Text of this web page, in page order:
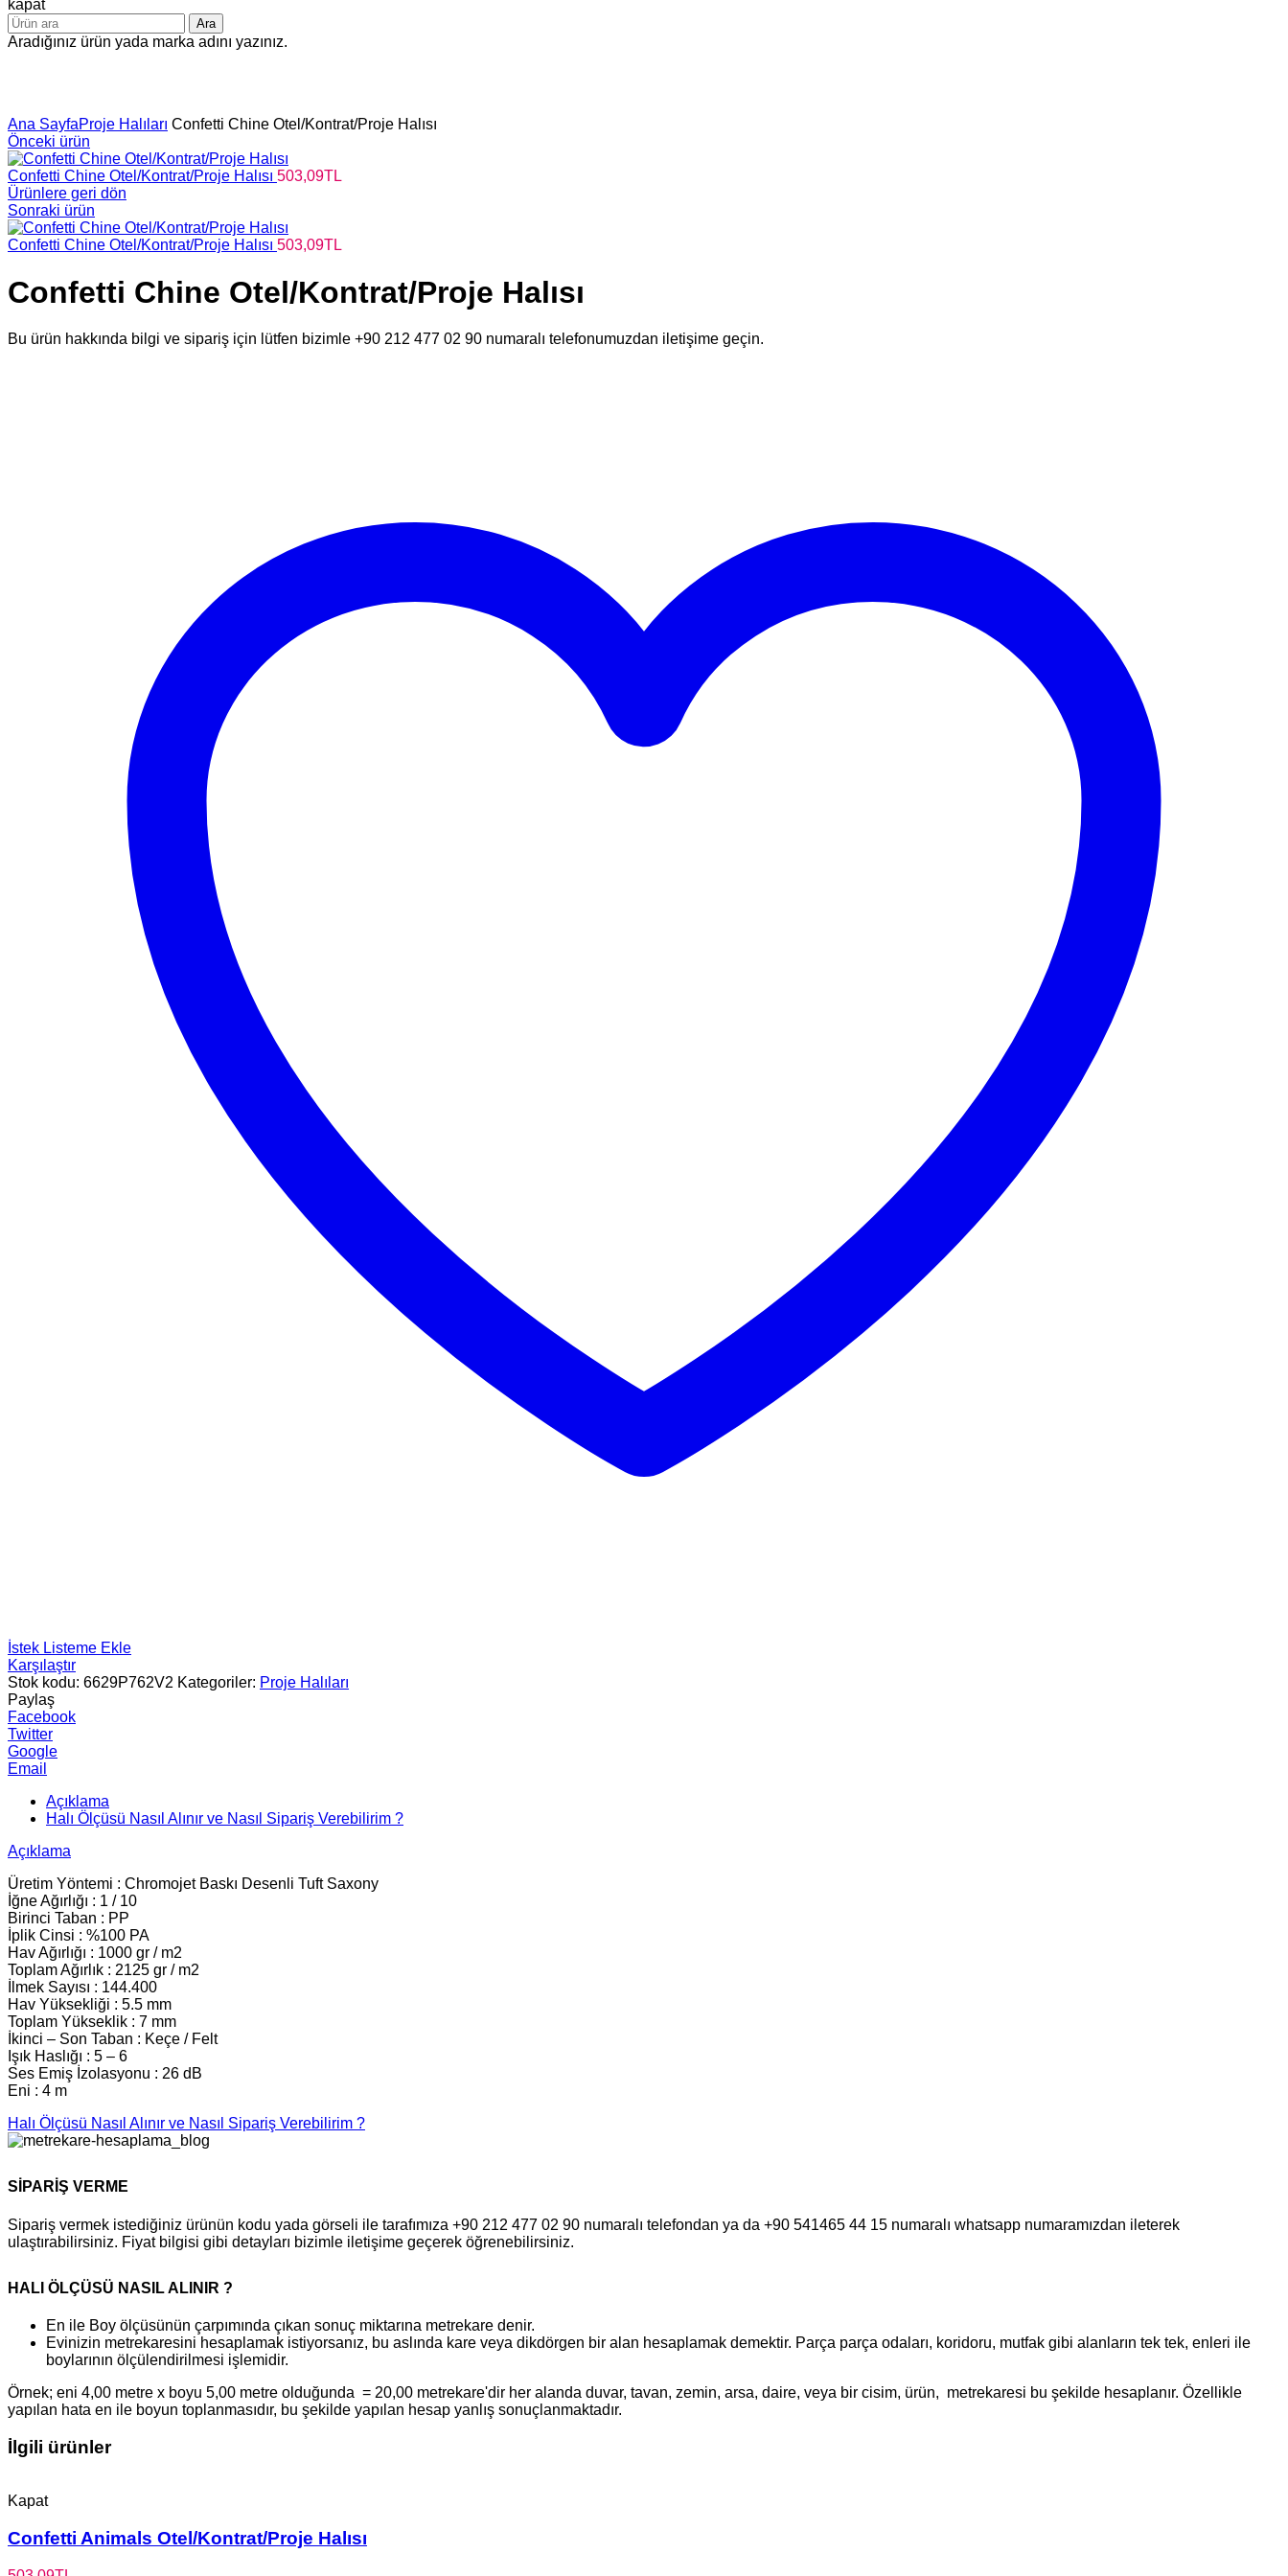
kapat
Ara
Aradığınız ürün yada marka adını yazınız.
Ana SayfaProje Halıları Confetti Chine Otel/Kontrat/Proje Halısı
Önceki ürün
Confetti Chine Otel/Kontrat/Proje Halısı 503,09TL
Ürünlere geri dön
Sonraki ürün
Confetti Chine Otel/Kontrat/Proje Halısı 503,09TL
Confetti Chine Otel/Kontrat/Proje Halısı
Bu ürün hakkında bilgi ve sipariş için lütfen bizimle +90 212 477 02 90 numaralı telefonumuzdan iletişime geçin.
İstek Listeme Ekle
Karşılaştır
Stok kodu: 6629P762V2 Kategoriler: Proje Halıları
Paylaş
Facebook
Twitter
Google
Email
Açıklama
Halı Ölçüsü Nasıl Alınır ve Nasıl Sipariş Verebilirim ?
Açıklama
Üretim Yöntemi : Chromojet Baskı Desenli Tuft Saxony
İğne Ağırlığı : 1 / 10
Birinci Taban : PP
İplik Cinsi : %100 PA
Hav Ağırlığı : 1000 gr / m2
Toplam Ağırlık : 2125 gr / m2
İlmek Sayısı : 144.400
Hav Yüksekliği : 5.5 mm
Toplam Yükseklik : 7 mm
İkinci – Son Taban : Keçe / Felt
Işık Haslığı : 5 – 6
Ses Emiş İzolasyonu : 26 dB
Eni : 4 m
Halı Ölçüsü Nasıl Alınır ve Nasıl Sipariş Verebilirim ?
SİPARİŞ VERME
Sipariş vermek istediğiniz ürünün kodu yada görseli ile tarafımıza +90 212 477 02 90 numaralı telefondan ya da +90 541465 44 15 numaralı whatsapp numaramızdan ileterek
ulaştırabilirsiniz. Fiyat bilgisi gibi detayları bizimle iletişime geçerek öğrenebilirsiniz.
HALI ÖLÇÜSÜ NASIL ALINIR ?
En ile Boy ölçüsünün çarpımında çıkan sonuç miktarına metrekare denir.
Evinizin metrekaresini hesaplamak istiyorsanız, bu aslında kare veya dikdörgen bir alan hesaplamak demektir. Parça parça odaları, koridoru, mutfak gibi alanların tek tek, enleri ile
boylarının ölçülendirilmesi işlemidir.
Örnek; eni 4,00 metre x boyu 5,00 metre olduğunda = 20,00 metrekare'dir her alanda duvar, tavan, zemin, arsa, daire, veya bir cisim, ürün, metrekaresi bu şekilde hesaplanır. Özellikle
yapılan hata en ile boyun toplanmasıdır, bu şekilde yapılan hesap yanlış sonuçlanmaktadır.
İlgili ürünler
Kapat
Confetti Animals Otel/Kontrat/Proje Halısı